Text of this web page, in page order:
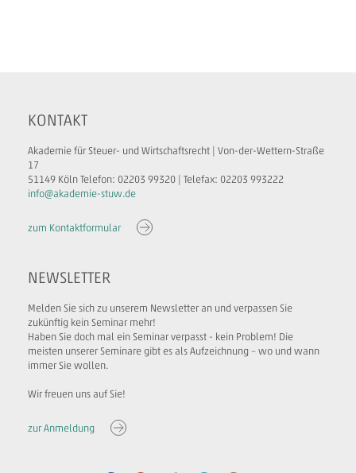
KONTAKT
Akademie für Steuer- und Wirtschaftsrecht | Von-der-Wettern-Straße
17
51149 Köln Telefon: 02203 99320 | Telefax: 02203 993222
info@akademie-stuw.de
zum Kontaktformular
NEWSLETTER
Melden Sie sich zu unserem Newsletter an und verpassen Sie
zukünftig kein Seminar mehr!
Haben Sie doch mal ein Seminar verpasst - kein Problem! Die
meisten unserer Seminare gibt es als Aufzeichnung – wo und wann
immer Sie wollen.
Wir freuen uns auf Sie!
zur Anmeldung